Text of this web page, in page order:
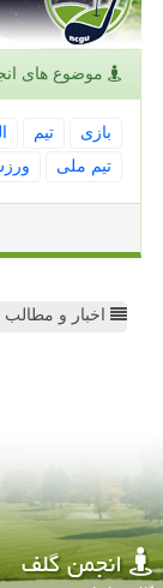
موضوع های
بازی تیم
تیم ملی
اخبار و
انجمن گلف